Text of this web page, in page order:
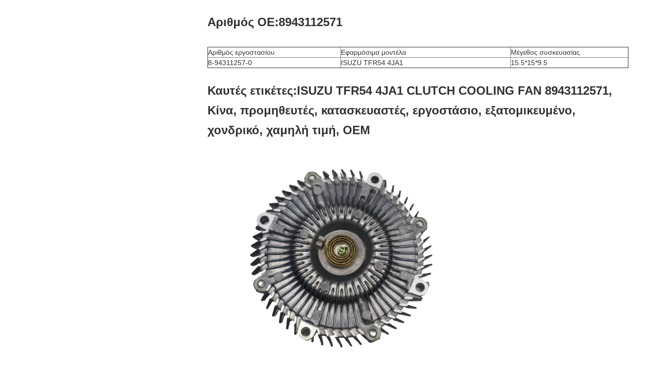
Αριθμός ΟΕ:8943112571
Αριθμός εργοστασίου Εφαρμόσιμα μοντέλα
Μέγεθος συσκευασίας
8-94311257-0
ISUZU TFR54 4JA1 15.5*15*9.5
Καυτές ετικέτες:ISUZU TFR54 4JA1 CLUTCH COOLING FAN 8943112571,
Κίνα, προμηθευτές, κατασκευαστές, εργοστάσιο, εξατομικευμένο,
χονδρικό, χαμηλή τιμή, OEM